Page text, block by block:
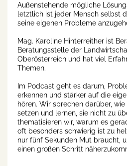
Außenstehende mögliche
letztlich ist jeder Mensch selbst
seine eigenen Probleme
Mag. Karoline Hinterreither ist
Beratungsstelle der
Oberösterreich und hat viel
Themen.
Im Podcast geht es darum,
erkennen und stärker auf die
hören. Wir sprechen darüber,
setzen und lernen, sie nicht zu
thematisieren wir, warum es
oft besonders schwierig ist zu
nur fünf Sekunden Mut braucht,
einen großen Schritt